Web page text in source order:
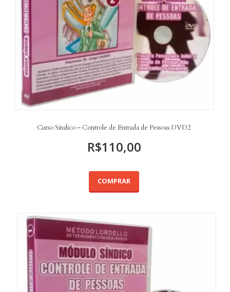
Curso Sindico – Controle de Entrada de Pessoas DVD2
R$110,00
COMPRAR